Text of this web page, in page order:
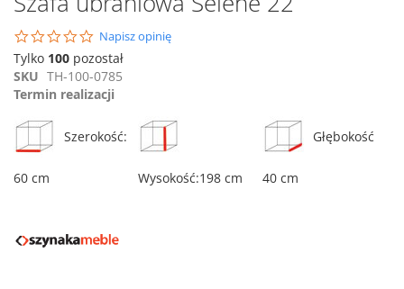
na
początek
galerii
0.0
star
rating
Napisz opinię
Tylko 100 pozostał
SKU TH-100-0785
Termin realizacji
Szerokość:
60 cm Wysokość:198 cm
Głębokość
40 cm